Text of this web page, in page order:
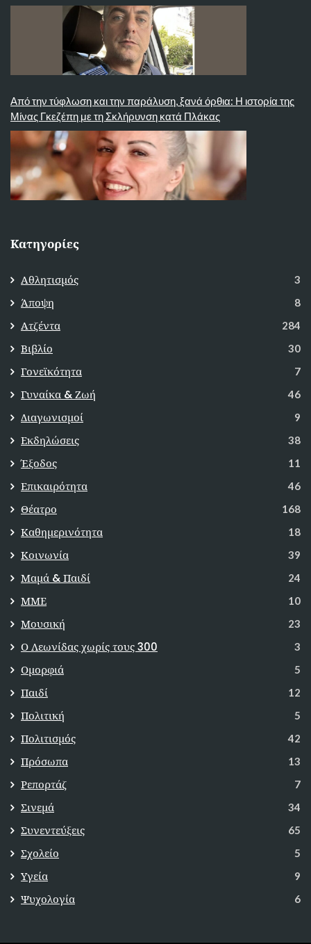
Από την τύφλωση και την παράλυση, ξανά όρθια: Η ιστορία της
Μίνας Γκεζέπη με τη Σκλήρυνση κατά Πλάκας
Κατηγορίες
Αθλητισμός 3
Άποψη 8
Ατζέντα 284
Βιβλίο 30
Γονεϊκότητα 7
Γυναίκα & Ζωή 46
Διαγωνισμοί 9
Εκδηλώσεις 38
Έξοδος 11
Επικαιρότητα 46
Θέατρο 168
Καθημερινότητα 18
Κοινωνία 39
Μαμά & Παιδί 24
ΜΜΕ 10
Μουσική 23
Ο Λεωνίδας χωρίς τους 300 3
Ομορφιά 5
Παιδί 12
Πολιτική 5
Πολιτισμός 42
Πρόσωπα 13
Ρεπορτάζ 7
Σινεμά 34
Συνεντεύξεις 65
Σχολείο 5
Υγεία 9
Ψυχολογία 6